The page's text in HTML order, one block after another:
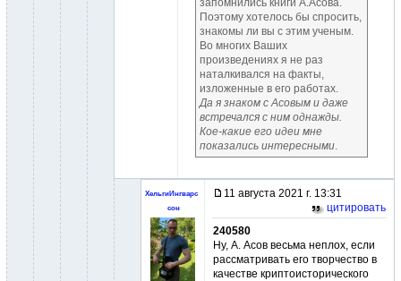
запомнились книги А.Асова.
Поэтому хотелось бы спросить,
знакомы ли вы с этим ученым.
Во многих Ваших
произведениях я не раз
наталкивался на факты,
изложенные в его работах.
Да я знаком с Асовым и даже
встречался с ним однажды.
Кое-какие его идеи мне
показались интересными.
ХельгиИнгварс
сон
11 августа 2021 г. 13:31
цитировать
240580
Ну, А. Асов весьма неплох, если
рассматривать его творчество в
качестве криптоисторического